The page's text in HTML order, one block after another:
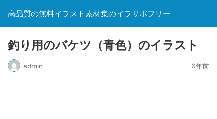
高品質の無料イラスト素材集のイラサポフリー
釣り用のバケツ（青色）のイラスト
admin 6年前